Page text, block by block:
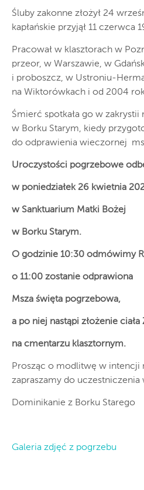
Śluby zakonne złożył 24
kapłańskie przyjął 11 czerwca
Pracował w klasztorach w
przeor, w Warszawie, w
i proboszcz, w Ustroniu-
na Wiktorówkach i od 2004
Śmierć spotkała go w zakrystii
w Borku Starym, kiedy
do odprawienia wieczornej
Uroczystości pogrzebowe
w poniedziałek 26 kwietnia
w Sanktuarium Matki Bożej
w Borku Starym.
O godzinie 10:30 odmówimy
o 11:00 zostanie odprawiona
Msza święta pogrzebowa,
a po niej nastąpi złożenie ciała
na cmentarzu klasztornym.
Prosząc o modlitwę w intencji
zapraszamy do uczestniczenia
Dominikanie z Borku Starego
Galeria zdjęć z pogrzebu